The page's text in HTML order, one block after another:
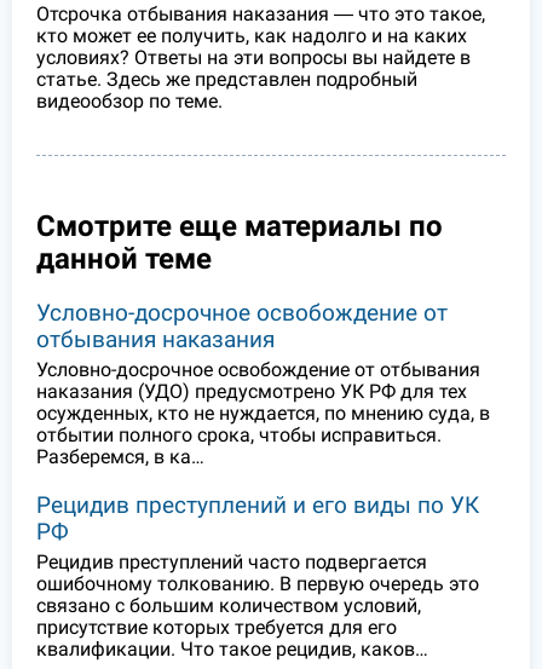
Отсрочка отбывания наказания ― что это такое,
кто может ее получить, как надолго и на каких
условиях? Ответы на эти вопросы вы найдете в
статье. Здесь же представлен подробный
видеообзор по теме.
Смотрите еще материалы по
данной теме
Условно-досрочное освобождение от
отбывания наказания
Условно-досрочное освобождение от отбывания
наказания (УДО) предусмотрено УК РФ для тех
осужденных, кто не нуждается, по мнению суда, в
отбытии полного срока, чтобы исправиться.
Разберемся, в ка…
Рецидив преступлений и его виды по УК
РФ
Рецидив преступлений часто подвергается
ошибочному толкованию. В первую очередь это
связано с большим количеством условий,
присутствие которых требуется для его
квалификации. Что такое рецидив, каков…